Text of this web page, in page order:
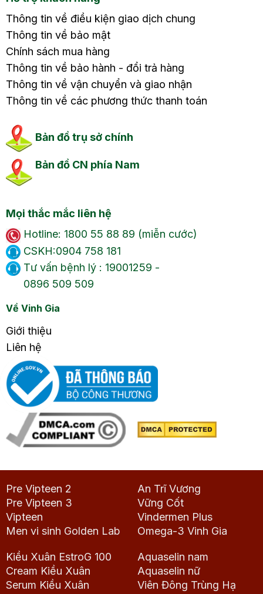
Thông tin về điều kiện giao dịch chung
Thông tin về bảo mật
Chính sách mua hàng
Thông tin về bảo hành - đổi trả hàng
Thông tin về vận chuyển và giao nhận
Thông tin về các phương thức thanh toán
Bản đồ trụ sở chính
Bản đồ CN phía Nam
Mọi thắc mắc liên hệ
Hotline: 1800 55 88 89 (miễn cước)
CSKH:0904 758 181
Tư vấn bệnh lý : 19001259 -
0896 509 509
Về Vinh Gia
Giới thiệu
Liên hệ
Pre Vipteen 2
Pre Vipteen 3
Vipteen
Men vi sinh Golden Lab
An Trĩ Vương
Vững Cốt
Vindermen Plus
Omega-3 Vinh Gia
Kiều Xuân EstroG 100
Cream Kiều Xuân
Serum Kiều Xuân
Aquaselin nam
Aquaselin nữ
Viên Đông Trùng Hạ